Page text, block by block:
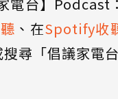
電台】Podcast
、在Spotify收
搜尋「倡議家電